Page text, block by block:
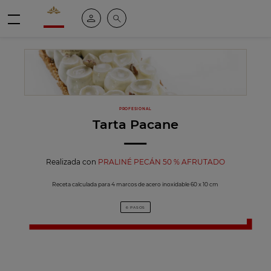
Valrhona - Imaginons le meilleur du chocolat
Mi cuentaBuscar
PROFESIONAL
Tarta Pacane
Realizada con PRALINÉ PECÁN 50 % AFRUTADO
Receta calculada para 4 marcos de acero inoxidable 60 x 10 cm
6 PASOS